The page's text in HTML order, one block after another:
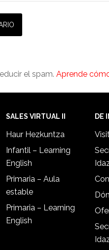
el spam. Aprende
SALES VIRTUAL II
Haur Hezkuntza
Infantil – Learning
English
Primaria – Aula
estable
Primaria – Learning
English
DE